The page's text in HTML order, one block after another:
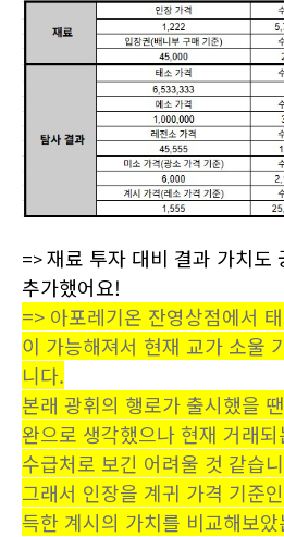
=>재료 투자 대비 결과 가치도
추가했어요!
=> 아포레기온 잔영상점에서
이 가능해져서 현재 교가 소울
니다.
본래 광휘의 행로가 출시했을
완으로 생각했으나 현재 거래
수급처로 보긴 어려울 것 같습
그래서 인장을 계귀 가격 기준
득한 계시의 가치를 비교해보